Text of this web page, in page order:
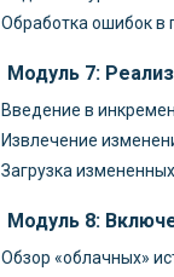
Обработка ошибок в
Модуль 7:
Введение в
Извлечение
Загрузка
Модуль 8:
Обзор «облачных»